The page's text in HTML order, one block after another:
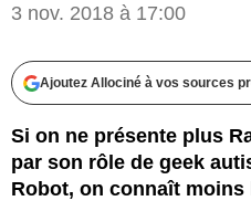
3 nov. 2018 à 17:00
Ajoutez Allociné à vos sources
Si on ne présente plus
par son rôle de geek
Robot, on connaît